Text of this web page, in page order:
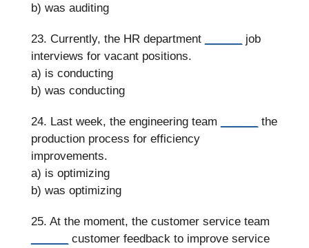
b) was auditing
23. Currently, the HR department
job
interviews for vacant positions.
a) is conducting
b) was conducting
24. Last week, the engineering team
the
production process for efficiency
improvements.
a) is optimizing
b) was optimizing
25. At the moment, the customer service team
customer feedback to improve service